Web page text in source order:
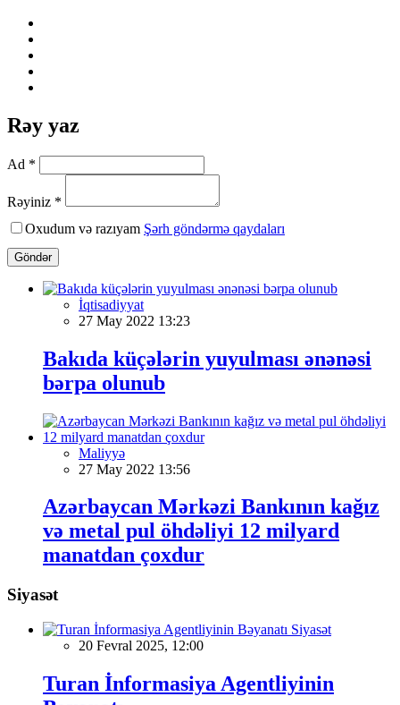
Rəy yaz
Ad *
Rəyiniz *
Oxudum və razıyam Şərh göndərmə qaydaları
Göndər
İqtisadiyyat
27 May 2022 13:23
Bakıda küçələrin yuyulması ənənəsi
bərpa olunub
Maliyyə
27 May 2022 13:56
Azərbaycan Mərkəzi Bankının kağız
və metal pul öhdəliyi 12 milyard
manatdan çoxdur
Siyasət
Siyasət
20 Fevral 2025, 12:00
Turan İnformasiya Agentliyinin